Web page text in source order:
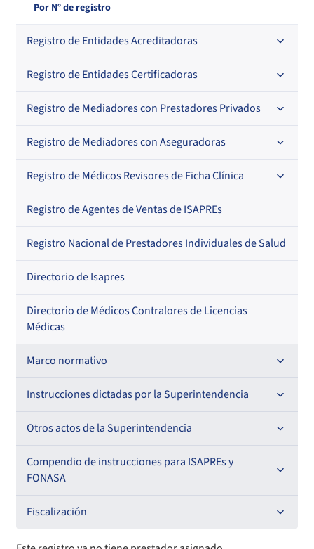
Por N° de registro
Registro de Entidades Acreditadoras
En orden alfabético
Por N° de registro
Regional
Registro de Entidades Certificadoras
Por orden alfabético
Por N° de registro
Registro de Mediadores con Prestadores Privados
Por orden alfabético
Por N° de registro
Por profesión
Regional
Registro de Mediadores con Aseguradoras
Regional
Por orden alfabético
Por profesión
Registro de Médicos Revisores de Ficha Clínica
Regional
Por orden alfabético
Por especialidad
Registro de Agentes de Ventas de ISAPREs
Registro Nacional de Prestadores Individuales de Salud
Directorio de Isapres
Directorio de Médicos Contralores de Licencias
Médicas
Marco normativo
Leyes
Decretos con Fuerza de Ley
Decretos
Instrucciones dictadas por la Superintendencia
Para ISAPREs y FONASA
Circulares
Para Prestadores Institucionales
Otros actos de la Superintendencia
Antecedentes preparatorios de normas que afecten a
EMT Ley N° 20.416
Comisión Evaluadora de Licitaciones Públicas
Convenios de colaboración
Compendio de instrucciones para ISAPREs y
FONASA
Compendio Beneficios
Compendio de Archivos Maestros
Fiscalización
Informes de fiscalización